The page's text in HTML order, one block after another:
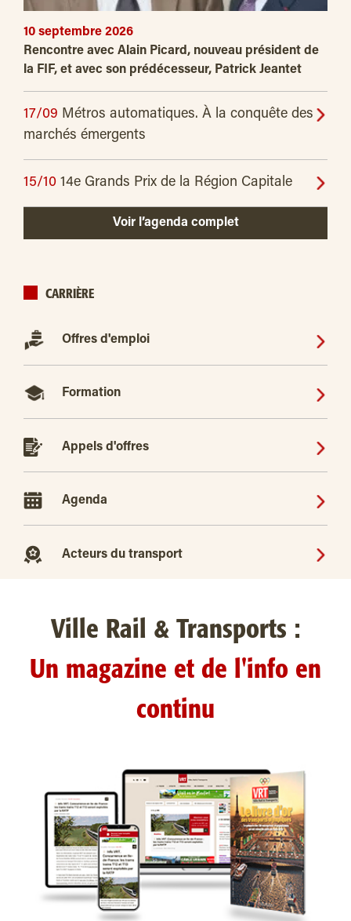
10 septembre 2026
Rencontre avec Alain Picard, nouveau président de
la FIF, et avec son prédécesseur, Patrick Jeantet
17/09 Métros automatiques. À la conquête des
marchés émergents
15/10 14e Grands Prix de la Région Capitale
Voir l’agenda complet
CARRIÈRE
Offres d'emploi
Formation
Appels d'offres
Agenda
Acteurs du transport
Ville Rail & Transports :
Un magazine et de l'info en
continu